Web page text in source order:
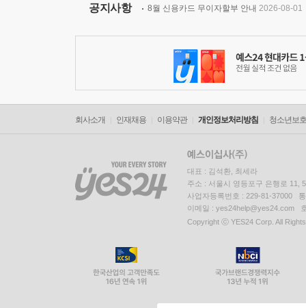
공지사항 8월 신용카드 무이자할부 안내 2026-08-01
회사소개 인재채용 이용약관 개인정보처리방침 청소년보
대표 : 김석환, 최세라
주소 : 서울시 영등포구 은행로 11,
사업자등록번호 : 229-81-37000
이메일 : yes24help@yes24.com
Copyright ⓒ YES24 Corp. All